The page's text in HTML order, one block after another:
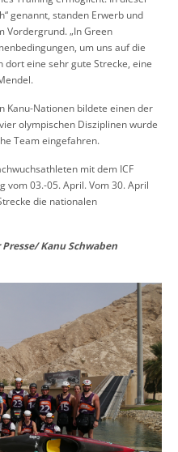
genannt, standen Erwerb und
Vordergrund. „In Green
um uns auf die
dort eine sehr gute Strecke, eine
Kanu-Nationen bildete einen der
olympischen Disziplinen wurde
Team eingefahren.
mit dem ICF
03.-05. April. Vom 30. April
die nationalen
Kanu Schwaben